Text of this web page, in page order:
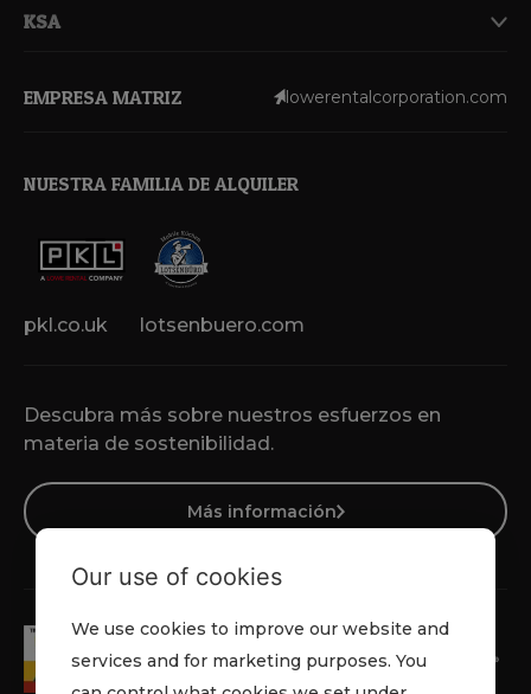
KSA
Descubra más sobre nuestros esfuerzos en
materia de sostenibilidad.
Más información
EMPRESA MATRIZ lowerentalcorporation.com
NUESTRA FAMILIA DE ALQUILER
pkl.co.uk lotsenbuero.com
Our use of cookies
We use cookies to improve our website and
services and for marketing purposes. You